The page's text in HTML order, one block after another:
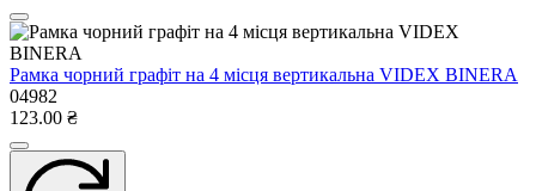
Рамка чорний графіт на 4 місця вертикальна VIDEX BINERA
04982
123.00 ₴